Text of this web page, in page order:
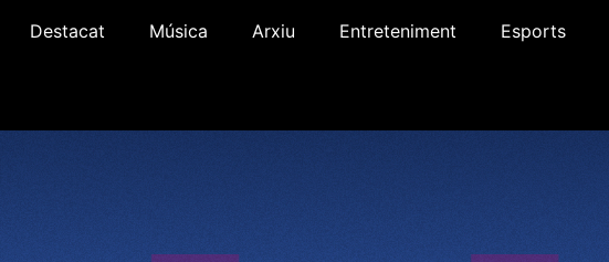
Destacat Música Arxiu Entreteniment Esports